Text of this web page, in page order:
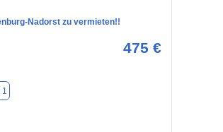
Nadorst zu vermieten!!
475 €